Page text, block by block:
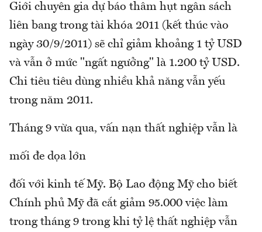
Giới chuyên gia dự báo thâm hụt ngân sách
liên bang trong tài khóa 2011 (kết thúc vào
ngày 30/9/2011) sẽ chỉ giảm khoảng 1 tỷ USD
và vẫn ở mức "ngất ngưởng" là 1.200 tỷ USD.
Chi tiêu tiêu dùng nhiều khả năng vẫn yếu
trong năm 2011.
Tháng 9 vừa qua, vấn nạn thất nghiệp vẫn là
mối đe dọa lớn
đối với kinh tế Mỹ. Bộ Lao động Mỹ cho biết
Chính phủ Mỹ đã cắt giảm 95.000 việc làm
trong tháng 9 trong khi tỷ lệ thất nghiệp vẫn